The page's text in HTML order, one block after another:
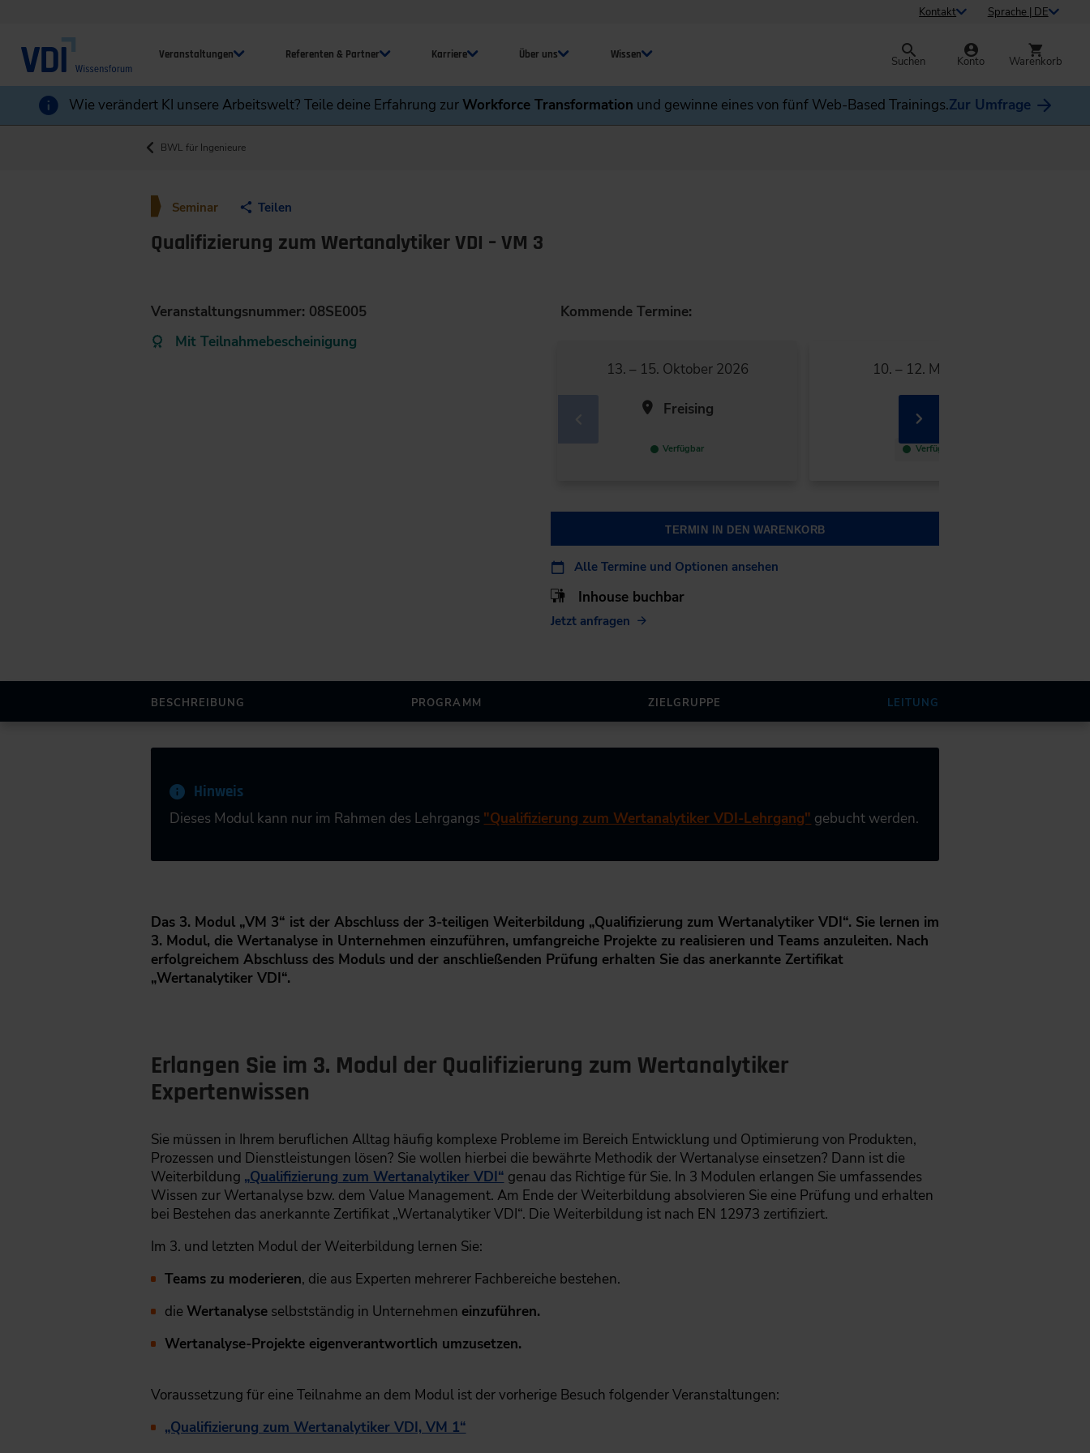
Kontakt Sprache | DE
Veranstaltungen Referenten & Partner Karriere Über uns Wissen Suchen Konto Warenkorb
Wie verändert KI unsere Arbeitswelt? Teile deine Erfahrung zurWorkforce Transformation und gewinne eines von fünf Web-Based Trainings.Zur Umfrage
BWL für Ingenieure
Seminar Teilen
Qualifizierung zum Wertanalytiker VDI – VM 3
Veranstaltungsnummer: 08SE005
Mit Teilnahmebescheinigung
Kommende Termine:
13. – 15. Oktober 2026
Freising
Verfügbar
10. – 12. Mai 2027
Neuss
Verfügbar
TERMIN IN DEN WARENKORB
Alle Termine und Optionen ansehen
Inhouse buchbar
Jetzt anfragen
BESCHREIBUNG PROGRAMM ZIELGRUPPE LEITUNG
Hinweis
Dieses Modul kann nur im Rahmen des Lehrgangs "Qualifizierung zum Wertanalytiker VDI-Lehrgang" gebucht werden.
Das 3. Modul „VM 3“ ist der Abschluss der 3-teiligen Weiterbildung „Qualifizierung zum Wertanalytiker VDI“. Sie lernen im
3. Modul, die Wertanalyse in Unternehmen einzuführen, umfangreiche Projekte zu realisieren und Teams anzuleiten. Nach
erfolgreichem Abschluss des Moduls und der anschließenden Prüfung erhalten Sie das anerkannte Zertifikat
„Wertanalytiker VDI“.
Erlangen Sie im 3. Modul der Qualifizierung zum Wertanalytiker
Expertenwissen
Sie müssen in Ihrem beruflichen Alltag häufig komplexe Probleme im Bereich Entwicklung und Optimierung von Produkten,
Prozessen und Dienstleistungen lösen? Sie wollen hierbei die bewährte Methodik der Wertanalyse einsetzen? Dann ist die
Weiterbildung „Qualifizierung zum Wertanalytiker VDI“ genau das Richtige für Sie. In 3 Modulen erlangen Sie umfassendes
Wissen zur Wertanalyse bzw. dem Value Management. Am Ende der Weiterbildung absolvieren Sie eine Prüfung und erhalten
bei Bestehen das anerkannte Zertifikat „Wertanalytiker VDI“. Die Weiterbildung ist nach EN 12973 zertifiziert.
Im 3. und letzten Modul der Weiterbildung lernen Sie:
Teams zu moderieren, die aus Experten mehrerer Fachbereiche bestehen.
die Wertanalyseselbstständig in Unternehmen einzuführen.
Wertanalyse-Projekte eigenverantwortlich umzusetzen.
Voraussetzung für eine Teilnahme an dem Modul ist der vorherige Besuch folgender Veranstaltungen:
„Qualifizierung zum Wertanalytiker VDI, VM 1“